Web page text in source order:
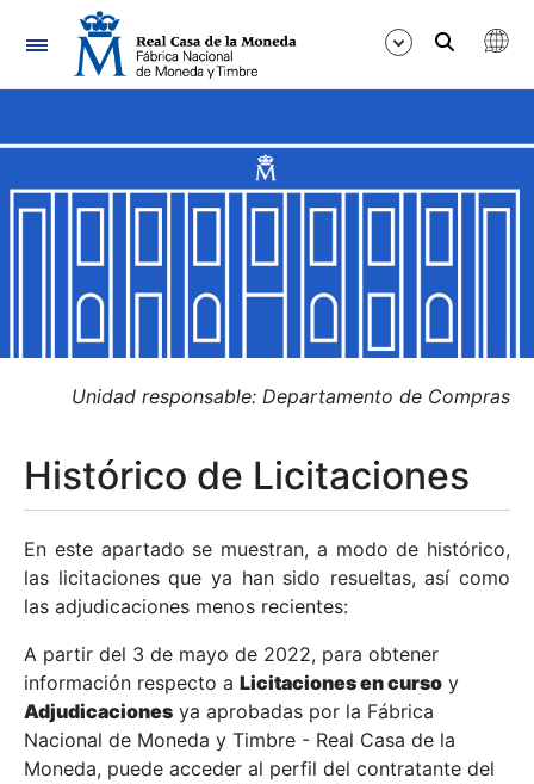
Navegación
Mostrar/Ocultar
Mostrar/Ocultar
Mostrar/Ocultar
Mostrar/Ocultar
Mostrar/Ocultar
Mostrar/Ocultar
Unidad responsable: Departamento de Compras
Histórico de Licitaciones
En este apartado se muestran, a modo de histórico,
las licitaciones que ya han sido resueltas, así como
las adjudicaciones menos recientes:
A partir del 3 de mayo de 2022, para obtener
información respecto a Licitaciones en curso y
Adjudicaciones ya aprobadas por la Fábrica
Nacional de Moneda y Timbre - Real Casa de la
Moneda, puede acceder al perfil del contratante del